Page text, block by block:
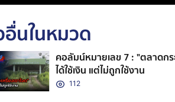
อื่นในหมวด
คอลัมน์หมายเลข 7 : "ตลาดกร
ได้ใช้เงิน แต่ไม่ถูกใช้งาน
112